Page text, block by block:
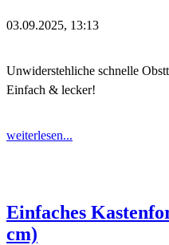
03.09.2025, 13:13
Unwiderstehliche schnelle
Einfach & lecker!
weiterlesen...
Einfaches
cm)